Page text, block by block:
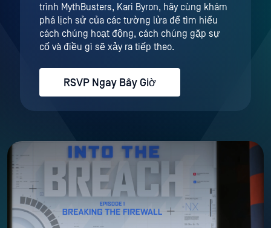
trình MythBusters, Kari Byron, hãy cùng khám
phá lịch sử của các tường lửa để tìm hiểu
cách chúng hoạt động, cách chúng gặp sự
cố và điều gì sẽ xảy ra tiếp theo.
RSVP Ngay Bây Giờ